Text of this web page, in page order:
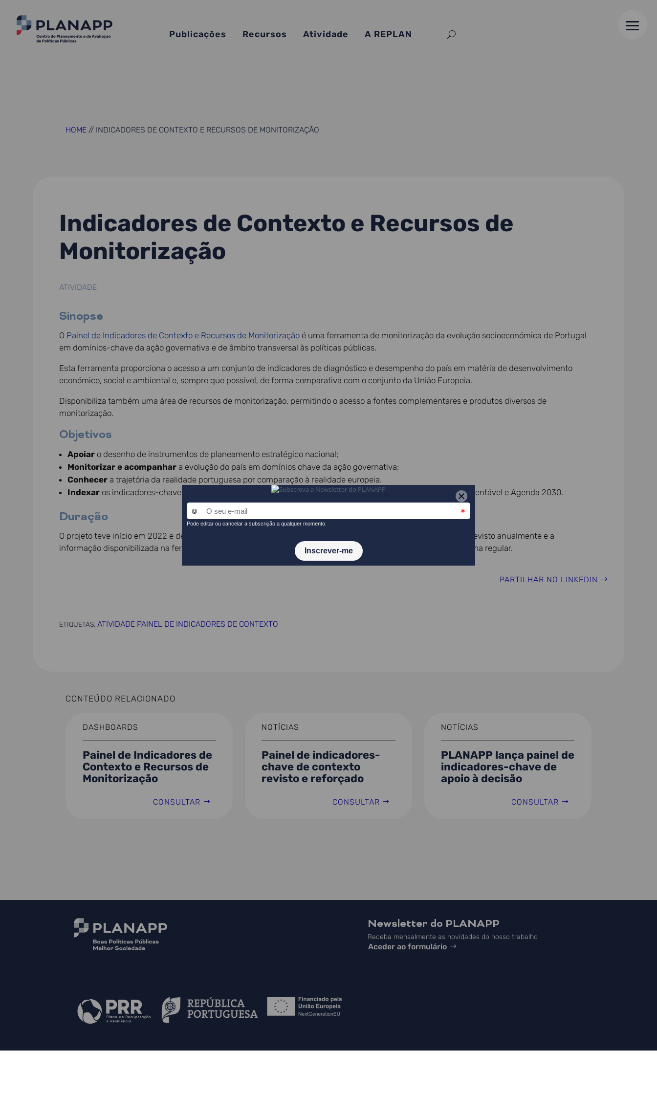
Publicações Recursos Atividade A REPLAN
HOME // INDICADORES DE CONTEXTO E RECURSOS DE MONITORIZAÇÃO
Indicadores de Contexto e Recursos de
Monitorização
ATIVIDADE
Sinopse
O Painel de Indicadores de Contexto e Recursos de Monitorizaçãoé uma ferramenta de monitorização da evolução socioeconómica de Portugal
em domínios-chave da ação governativa e de âmbito transversal às políticas públicas.
Esta ferramenta proporciona o acesso a um conjunto de indicadores de diagnóstico e desempenho do país em matéria de desenvolvimento
económico, social e ambiental e, sempre que possível, de forma comparativa com o conjunto da União Europeia.
Disponibiliza também uma área de recursos de monitorização, permitindo o acesso a fontes complementares e produtos diversos de
monitorização.
Objetivos
Apoiar o desenho de instrumentos de planeamento estratégico nacional;
Monitorizar e acompanhara evolução do país em domínios chave da ação governativa;
Conhecer a trajetória da realidade portuguesa por comparação à realidade europeia.
Indexar os indicadores-chave de contexto com os indicadores oficiais dos Objetivos de Desenvolvimento Sustentável e Agenda 2030.
Duração
O projeto teve início em 2022 e desenvolve-se de forma contínua. O painel de indicadores-chave de contexto é revisto anualmente e a
informação disponibilizada na ferramenta de monitorização desenvolvida no âmbito do projeto atualizada de forma regular.
PARTILHAR NO LINKEDIN
ETIQUETAS: ATIVIDADE PAINEL DE INDICADORES DE CONTEXTO
CONTEÚDO RELACIONADO
DASHBOARDS
Painel de Indicadores de
Contexto e Recursos de
Monitorização
CONSULTAR
NOTÍCIAS
Painel de indicadores-
chave de contexto
revisto e reforçado
CONSULTAR
NOTÍCIAS
PLANAPP lança painel de
indicadores-chave de
apoio à decisão
CONSULTAR
Newsletter do PLANAPP
Receba mensalmente as novidades do nosso trabalho
Aceder ao formulário